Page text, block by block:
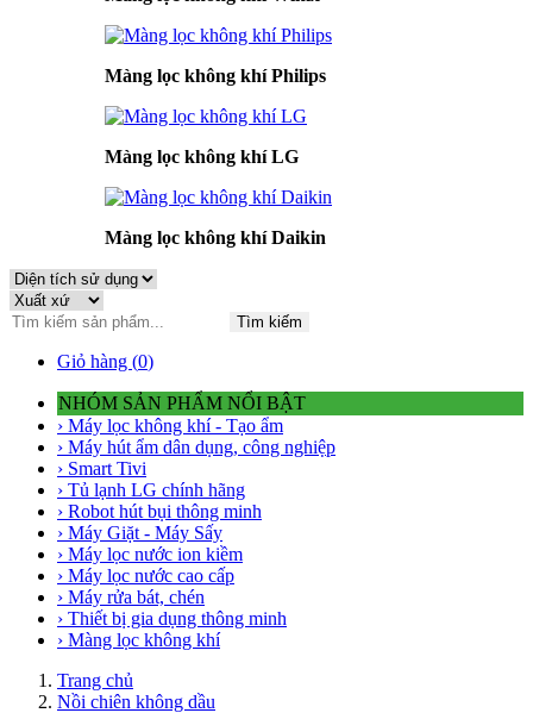
Màng lọc không khí Philips
Màng lọc không khí LG
Màng lọc không khí Daikin
Tìm kiếm
Giỏ hàng (0)
NHÓM SẢN PHẨM NỔI BẬT
› Máy lọc không khí - Tạo ẩm
› Máy hút ẩm dân dụng, công nghiệp
› Smart Tivi
› Tủ lạnh LG chính hãng
› Robot hút bụi thông minh
› Máy Giặt - Máy Sấy
› Máy lọc nước ion kiềm
› Máy lọc nước cao cấp
› Máy rửa bát, chén
› Thiết bị gia dụng thông minh
› Màng lọc không khí
Trang chủ
Nồi chiên không dầu